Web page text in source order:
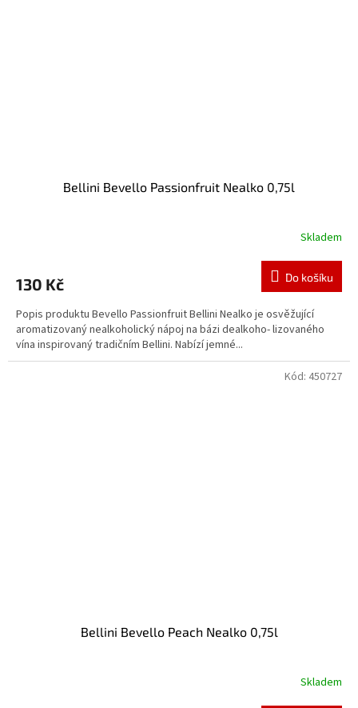
Bellini Bevello Passionfruit Nealko 0,75l
Skladem
130 Kč Do košíku
Popis produktu Bevello Passionfruit Bellini Nealko je osvěžující
aromatizovaný nealkoholický nápoj na bázi dealkoho- lizovaného
vína inspirovaný tradičním Bellini. Nabízí jemné...
Bellini Bevello Peach Nealko 0,75l
Skladem
Kód: 450727